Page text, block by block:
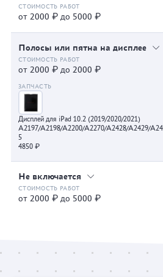
от 2000 ₽ до 5000 ₽
Полосы или пятна на дисплее
от 2000 ₽ до 2000 ₽
Дисплей для iPad 10.2 (2019/2020/2021)
A2197/A2198/A2200/A2270/A2428/A2429/
5
4850 ₽
Не включается
от 2000 ₽ до 5000 ₽